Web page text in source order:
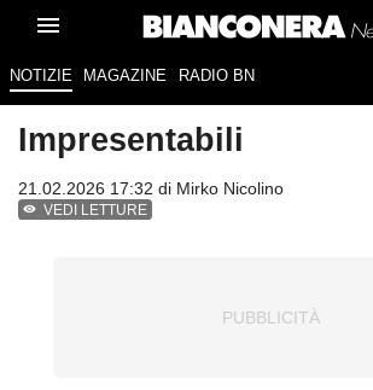
NOTIZIE MAGAZINE RADIO BN
Impresentabili
21.02.2026 17:32 di Mirko Nicolino
VEDI LETTURE